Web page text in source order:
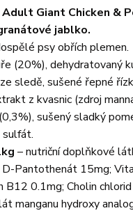
Giant Chicken &
jablko.
psy obřích plemen.
(20%), dehydratovaný
sledě, sušené řepné
z kvasnic (zdroj
sušený sladký
sulfát.
– nutriční doplňkové
D-Pantothenát 15mg;
0.1mg; Cholin
manganu hydroxy